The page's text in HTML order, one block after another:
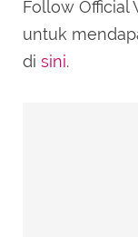
Follow Official
untuk
di sini.